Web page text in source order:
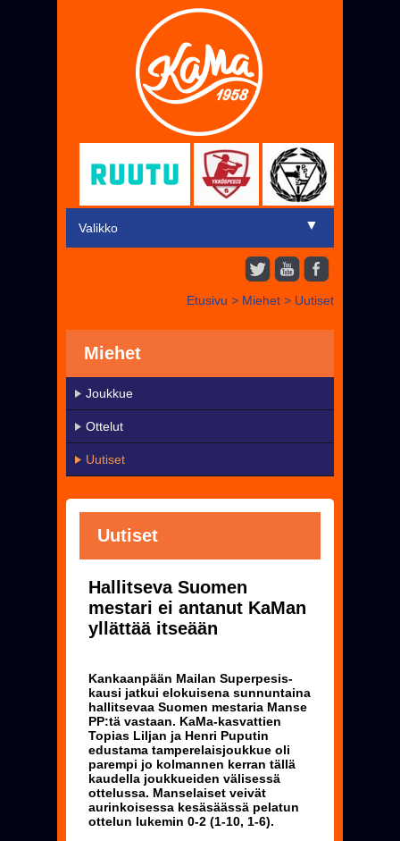
Valikko ▼
▼
KaMa-VIP
Yhteystiedot
Harrastetoiminta ▼
Seura ▼
Pelissä mukana
Jäseneksi - Hanki oma KaMa-korttisi!
Etusivu > Miehet > Uutiset
Miehet
Joukkue
Ottelut
Uutiset
Uutiset
Hallitseva Suomen
mestari ei antanut KaMan
yllättää itseään
Kankaanpään Mailan Superpesis-
kausi jatkui elokuisena sunnuntaina
hallitsevaa Suomen mestaria Manse
PP:tä vastaan. KaMa-kasvattien
Topias Liljan ja Henri Puputin
edustama tamperelaisjoukkue oli
parempi jo kolmannen kerran tällä
kaudella joukkueiden välisessä
ottelussa. Manselaiset veivät
aurinkoisessa kesäsäässä pelatun
ottelun lukemin 0-2 (1-10, 1-6).